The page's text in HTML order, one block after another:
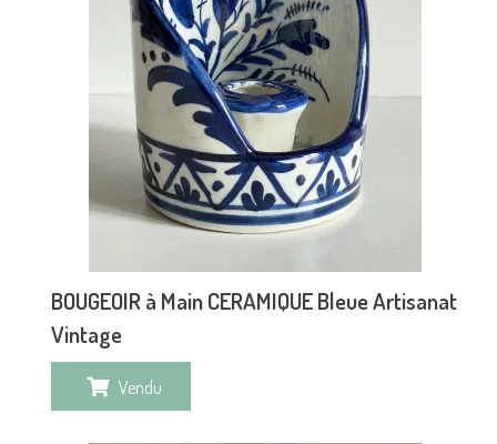
BOUGEOIR à Main CERAMIQUE Bleue Artisanat
Vintage
Vendu